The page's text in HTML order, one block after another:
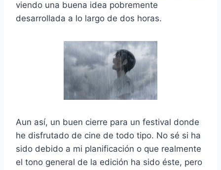
viendo una buena idea pobremente
desarrollada a lo largo de dos horas.
Aun así, un buen cierre para un festival donde
he disfrutado de cine de todo tipo. No sé si ha
sido debido a mi planificación o que realmente
el tono general de la edición ha sido éste, pero